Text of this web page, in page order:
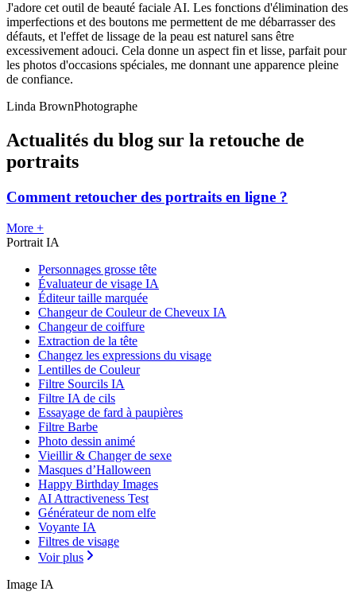
J'adore cet outil de beauté faciale AI. Les fonctions d'élimination des
imperfections et des boutons me permettent de me débarrasser des
défauts, et l'effet de lissage de la peau est naturel sans être
excessivement adouci. Cela donne un aspect fin et lisse, parfait pour
les photos d'occasions spéciales, me donnant une apparence pleine
de confiance.
Linda BrownPhotographe
Actualités du blog sur la retouche de
portraits
Comment retoucher des portraits en ligne ?
More +
Portrait IA
Personnages grosse tête
Évaluateur de visage IA
Éditeur taille marquée
Changeur de Couleur de Cheveux IA
Changeur de coiffure
Extraction de la tête
Changez les expressions du visage
Lentilles de Couleur
Filtre Sourcils IA
Filtre IA de cils
Essayage de fard à paupières
Filtre Barbe
Photo dessin animé
Vieillir & Changer de sexe
Masques d’Halloween
Happy Birthday Images
AI Attractiveness Test
Générateur de nom elfe
Voyante IA
Filtres de visage
Voir plus
Image IA